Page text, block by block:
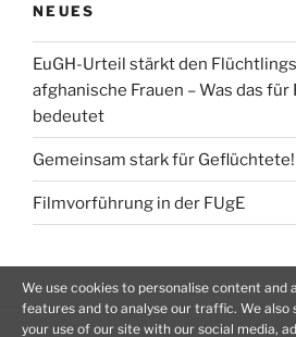
NEUES
EuGH-Urteil stärkt den
afghanische Frauen – Was das für
bedeutet
Gemeinsam stark für Geflüchtete!
Filmvorführung in der FUgE
We use cookies to personalise content and
features and to analyse our traffic. We
your use of our site with our social media,